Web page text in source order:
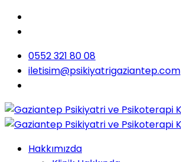
0552 321 80 08
iletisim@psikiyatrigaziantep.com
Hakkımızda